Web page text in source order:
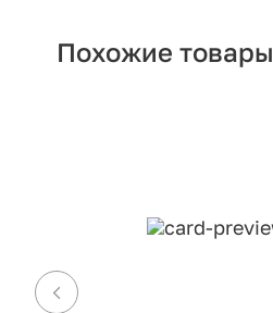
Похожие товары